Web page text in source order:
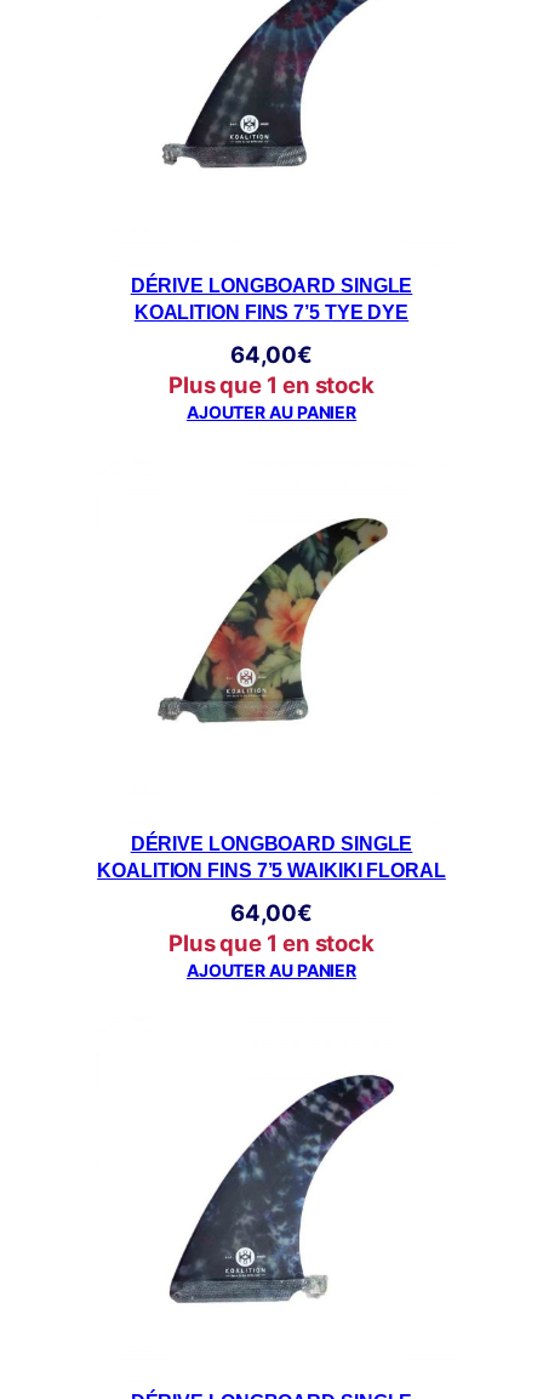
DÉRIVE LONGBOARD SINGLE
KOALITION FINS 7’5 TYE DYE
64,00€
Plus que 1 en stock
AJOUTER AU PANIER
DÉRIVE LONGBOARD SINGLE
KOALITION FINS 7’5 WAIKIKI FLORAL
64,00€
Plus que 1 en stock
AJOUTER AU PANIER